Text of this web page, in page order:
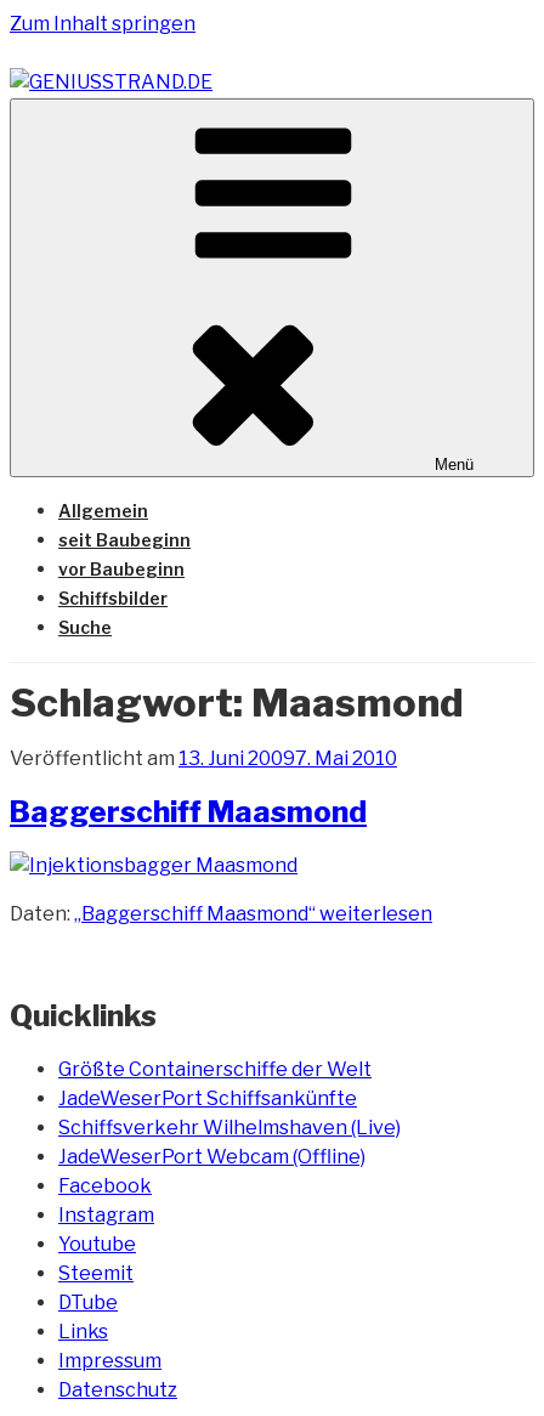
Zum Inhalt springen
GENIUSSTRAND.DE
Vom Geniusstrand zum JadeWeserPort/Container
Terminal Wilhelmshaven
Menü
Allgemein
seit Baubeginn
vor Baubeginn
Schiffsbilder
Suche
Schlagwort: Maasmond
Veröffentlicht am 13. Juni 20097. Mai 2010
Baggerschiff Maasmond
Daten: „Baggerschiff Maasmond“weiterlesen
Quicklinks
Größte Containerschiffe der Welt
JadeWeserPort Schiffsankünfte
Schiffsverkehr Wilhelmshaven (Live)
JadeWeserPort Webcam (Offline)
Facebook
Instagram
Youtube
Steemit
DTube
Links
Impressum
Datenschutz